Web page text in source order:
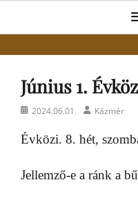
Június 1.
Posted2024.06.01. AuthorKázmér
Évközi. 8. hét,
Jellemző-e a ránk a